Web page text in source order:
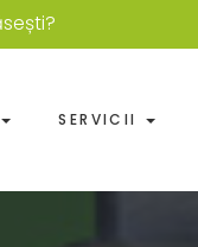
SERVICII